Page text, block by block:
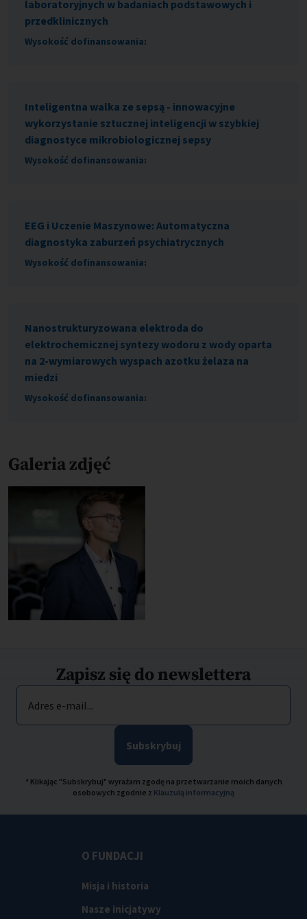
laboratoryjnych w badaniach podstawowych i
przedklinicznych
Wysokość dofinansowania:
Inteligentna walka ze sepsą - innowacyjne
wykorzystanie sztucznej inteligencji w szybkiej
diagnostyce mikrobiologicznej sepsy
Wysokość dofinansowania:
EEG i Uczenie Maszynowe: Automatyczna
diagnostyka zaburzeń psychiatrycznych
Wysokość dofinansowania:
Nanostrukturyzowana elektroda do
elektrochemicznej syntezy wodoru z wody oparta
na 2-wymiarowych wyspach azotku żelaza na
miedzi
Wysokość dofinansowania:
Galeria zdjęć
Zapisz się do newslettera
Adres e-mail...
Subskrybuj
* Klikając "Subskrybuj" wyrażam zgodę na przetwarzanie moich danych
osobowych zgodnie z Klauzulą informacyjną
O FUNDACJI
Misja i historia
Nasze inicjatywy